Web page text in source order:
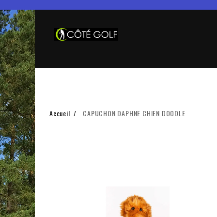
Accueil CAPUCHON DAPHNE CHIEN DOODLE